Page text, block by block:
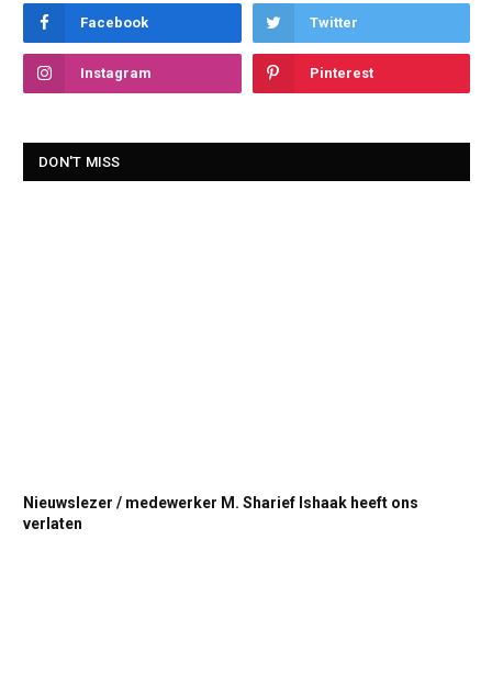
Facebook Twitter
Instagram Pinterest
DON'T MISS
Nieuwslezer / medewerker M. Sharief Ishaak heeft ons
verlaten